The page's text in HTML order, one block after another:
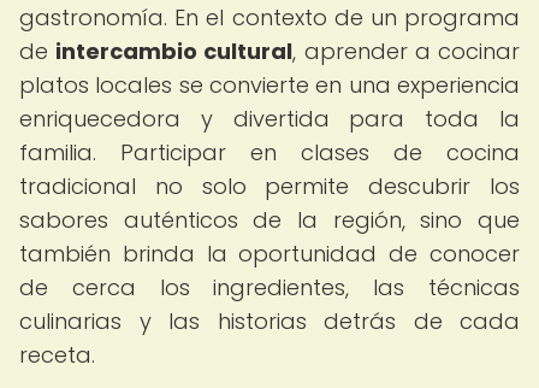
gastronomía. En el contexto de un programa
de intercambio cultural, aprender a cocinar
platos locales se convierte en una experiencia
enriquecedora y divertida para toda la
familia. Participar en clases de cocina
tradicional no solo permite descubrir los
sabores auténticos de la región, sino que
también brinda la oportunidad de conocer
de cerca los ingredientes, las técnicas
culinarias y las historias detrás de cada
receta.